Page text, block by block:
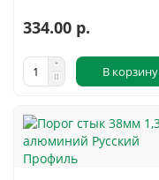
334.00 р.
В корзину